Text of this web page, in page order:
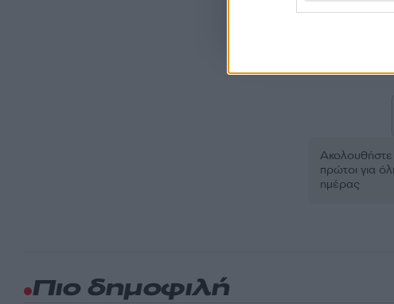
πρώτοι για
ημέρας
Πιο δημοφιλή